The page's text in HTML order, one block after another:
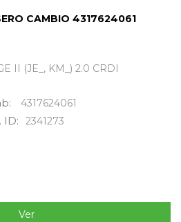
CAMBIO 4317624061
II (JE_, KM_) 2.0 CRDI
4317624061
ID: 2341273
Ver